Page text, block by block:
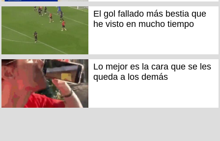
El gol fallado más bestia que
he visto en mucho tiempo
Lo mejor es la cara que se les
queda a los demás